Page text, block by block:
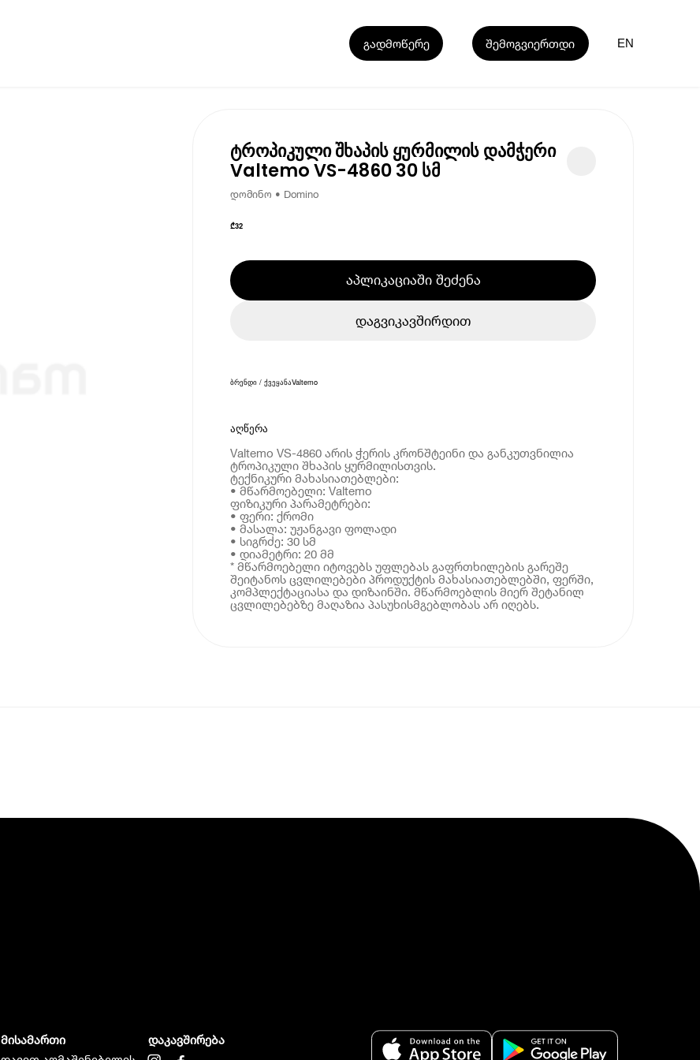
გადმოწერე შემოგვიერთდი EN
ტროპიკული შხაპის ყურმილის დამჭერი
Valtemo VS-4860 30 სმ
დომინო • Domino
₾32
აპლიკაციაში შეძენა
დაგვიკავშირდით
ბრენდი / ქვეყანაValtemo
აღწერა
Valtemo VS-4860 არის ჭერის კრონშტეინი და განკუთვნილია
ტროპიკული შხაპის ყურმილისთვის.
ტექნიკური მახასიათებლები:
• მწარმოებელი: Valtemo
ფიზიკური პარამეტრები:
• ფერი: ქრომი
• მასალა: უჟანგავი ფოლადი
• სიგრძე: 30 სმ
• დიამეტრი: 20 მმ
* მწარმოებელი იტოვებს უფლებას გაფრთხილების გარეშე
შეიტანოს ცვლილებები პროდუქტის მახასიათებლებში, ფერში,
კომპლექტაციასა და დიზაინში. მწარმოებლის მიერ შეტანილ
ცვლილებებზე მაღაზია პასუხისმგებლობას არ იღებს.
მისამართი
დაკავშირება